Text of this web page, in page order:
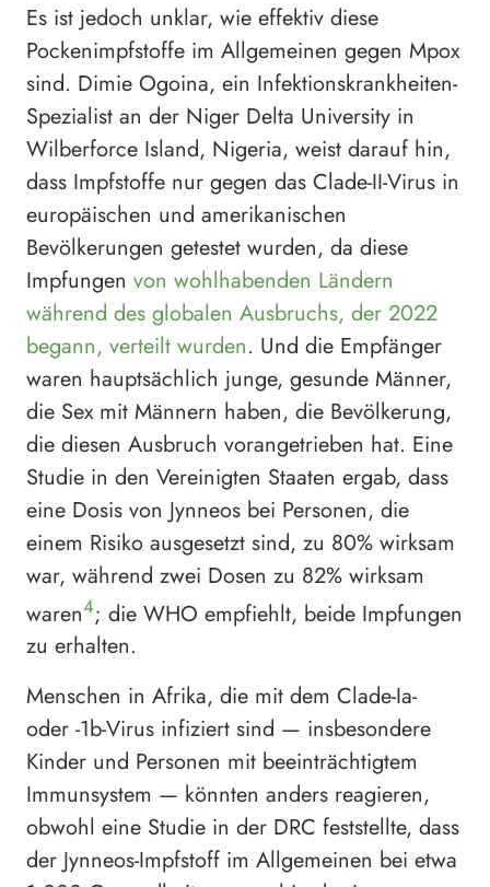
Es ist jedoch unklar, wie effektiv diese
Pockenimpfstoffe im Allgemeinen gegen Mpox
sind. Dimie Ogoina, ein Infektionskrankheiten-
Spezialist an der Niger Delta University in
Wilberforce Island, Nigeria, weist darauf hin,
dass Impfstoffe nur gegen das Clade-II-Virus in
europäischen und amerikanischen
Bevölkerungen getestet wurden, da diese
Impfungen von wohlhabenden Ländern
während des globalen Ausbruchs, der 2022
begann, verteilt wurden. Und die Empfänger
waren hauptsächlich junge, gesunde Männer,
die Sex mit Männern haben, die Bevölkerung,
die diesen Ausbruch vorangetrieben hat. Eine
Studie in den Vereinigten Staaten ergab, dass
eine Dosis von Jynneos bei Personen, die
einem Risiko ausgesetzt sind, zu 80% wirksam
war, während zwei Dosen zu 82% wirksam
waren4; die WHO empfiehlt, beide Impfungen
zu erhalten.
Menschen in Afrika, die mit dem Clade-Ia-
oder -1b-Virus infiziert sind — insbesondere
Kinder und Personen mit beeinträchtigtem
Immunsystem — könnten anders reagieren,
obwohl eine Studie in der DRC feststellte, dass
der Jynneos-Impfstoff im Allgemeinen bei etwa